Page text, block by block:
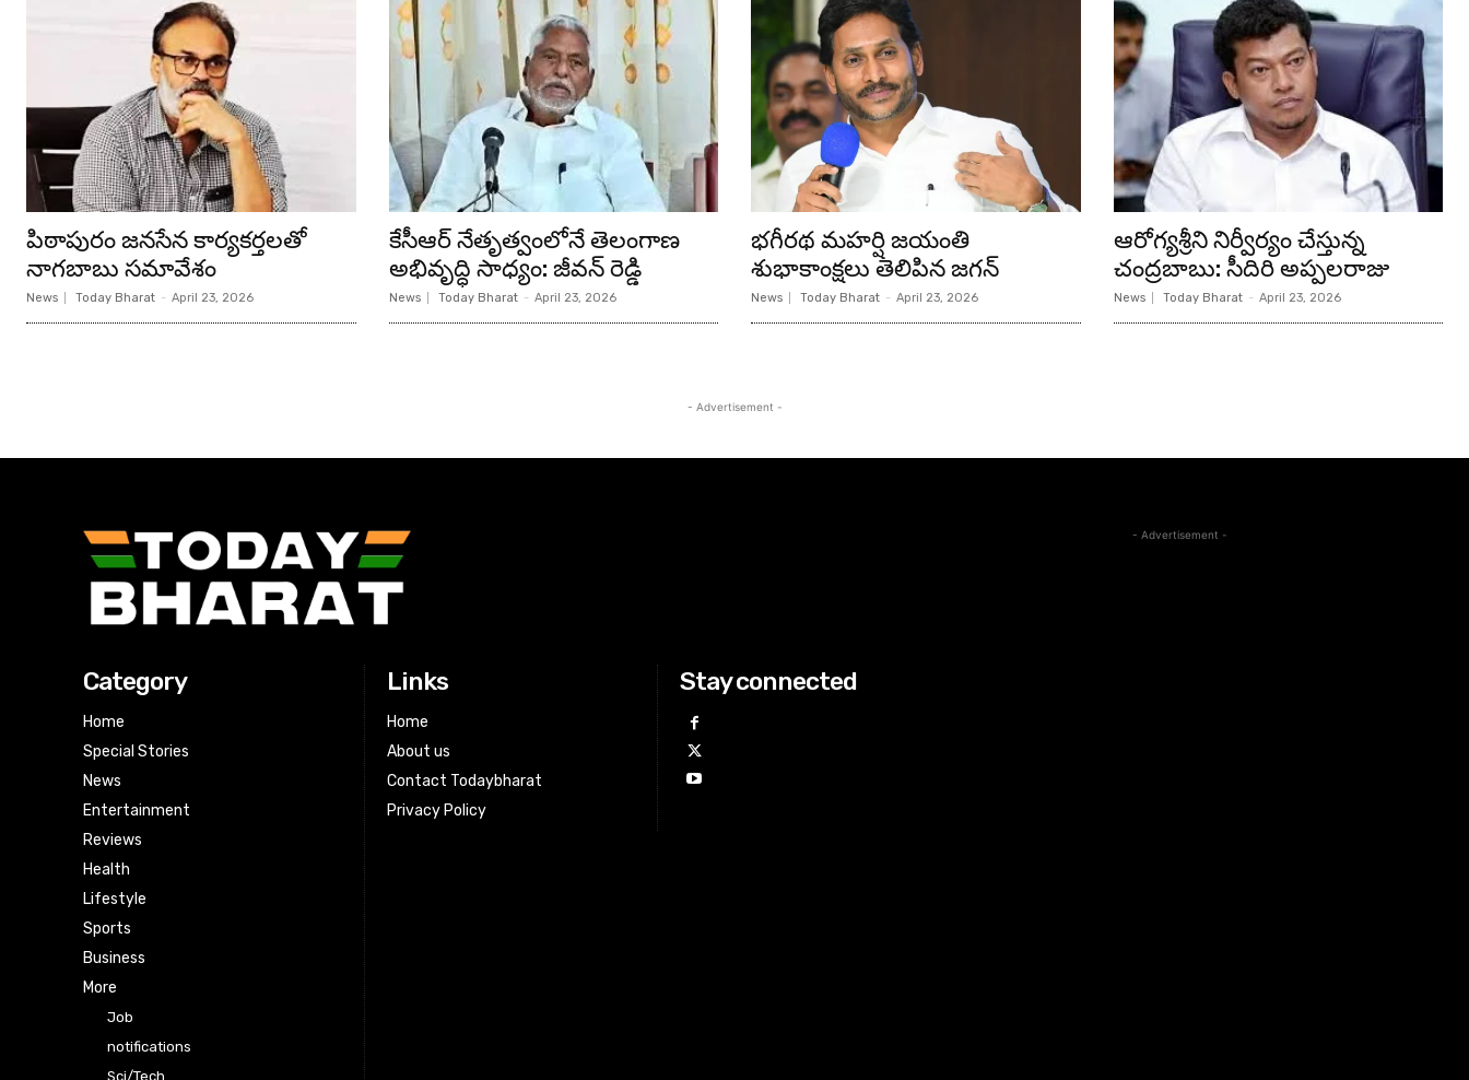
పిఠాపురం జనసేన కార్యకర్తలతో
నాగబాబు సమావేశం
News Today Bharat - April 23, 2026
కేసీఆర్ నేతృత్వంలోనే తెలంగాణ
అభివృద్ధి సాధ్యం: జీవన్ రెడ్డి
News Today Bharat - April 23, 2026
భగీరథ మహర్షి జయంతి
శుభాకాంక్షలు తెలిపిన జగన్‌
News Today Bharat - April 23, 2026
ఆరోగ్యశ్రీని నిర్వీర్యం చేస్తున్న
చంద్రబాబు: సీదిరి అప్పలరాజు
News Today Bharat - April 23, 2026
- Advertisement -
Category
Home
Special Stories
News
Entertainment
Reviews
Health
Lifestyle
Sports
Business
More
Job
notifications
Sci/Tech
Links
Home
About us
Contact Todaybharat
Privacy Policy
Stay connected
- Advertisement -